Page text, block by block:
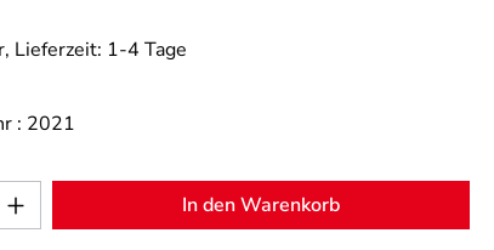
Lieferzeit: 1-4 Tage
: 2021
Gib den gewünschten Wert ein
In den Warenkorb